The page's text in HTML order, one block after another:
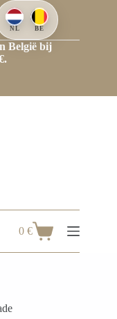
NL BE
België bij
0€